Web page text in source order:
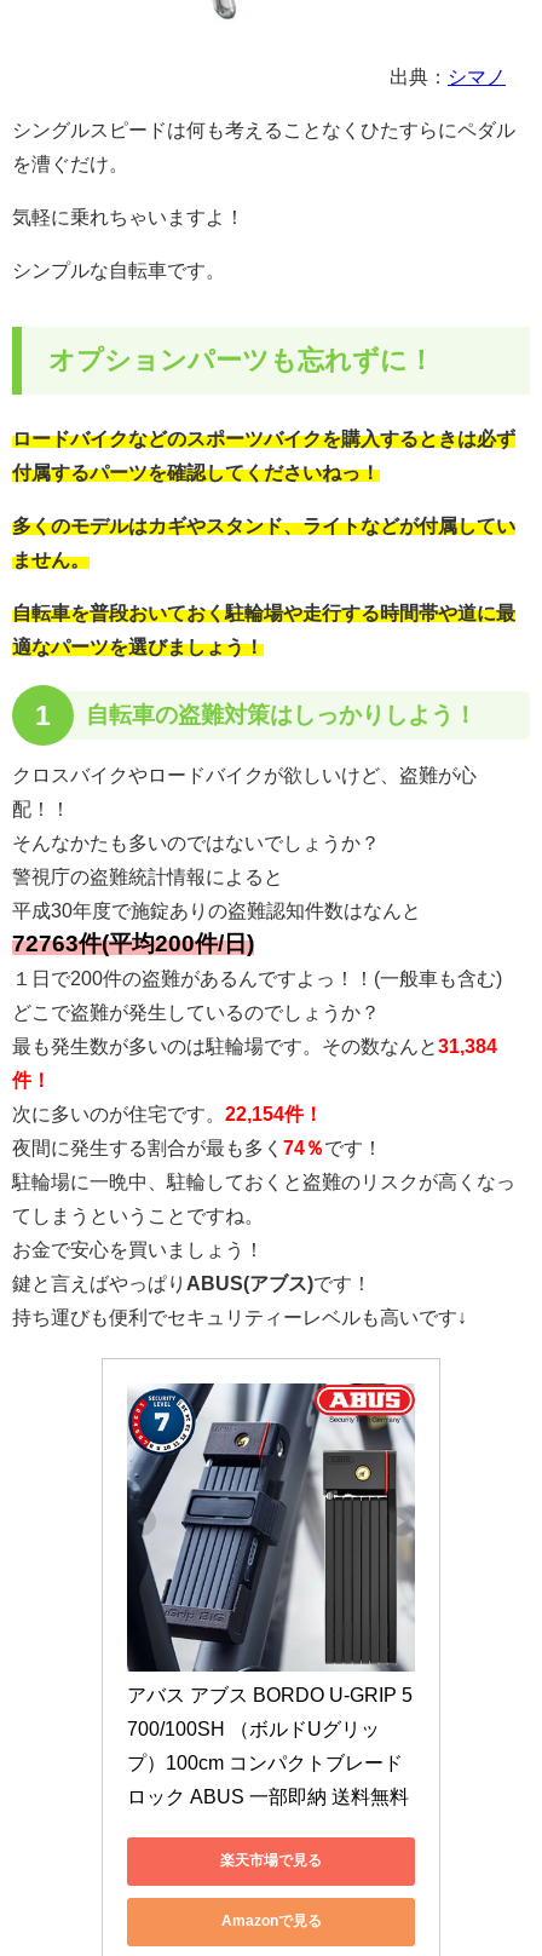
出典： シマノ
シングルスピードは何も考えることなくひたすらにペダル
を漕ぐだけ。
気軽に乗れちゃいますよ！
シンプルな自転車です。
オプションパーツも忘れずに！
ロードバイクなどのスポーツバイクを購入するときは必ず
付属するパーツを確認してくださいねっ！
多くのモデルはカギやスタンド、ライトなどが付属してい
ません。
自転車を普段おいておく駐輪場や走行する時間帯や道に最
適なパーツを選びましょう！
1 自転車の盗難対策はしっかりしよう！
クロスバイクやロードバイクが欲しいけど、盗難が心
配！！
そんなかたも多いのではないでしょうか？
警視庁の盗難統計情報によると
平成30年度で施錠ありの盗難認知件数はなんと
72763件(平均200件/日)
１日で200件の盗難があるんですよっ！！(一般車も含む)
どこで盗難が発生しているのでしょうか？
最も発生数が多いのは駐輪場です。その数なんと31,384
件！
次に多いのが住宅です。 22,154件！
夜間に発生する割合が最も多く 74％です！
駐輪場に一晩中、駐輪しておくと盗難のリスクが高くなっ
てしまうということですね。
お金で安心を買いましょう！
鍵と言えばやっぱり ABUS(アブス)です！
持ち運びも便利でセキュリティーレベルも高いです↓
アバス アブス BORDO U-GRIP 5
700/100SH （ボルドUグリッ
プ）100cm コンパクトブレード
ロック ABUS 一部即納 送料無料
楽天市場で見る
Amazonで見る